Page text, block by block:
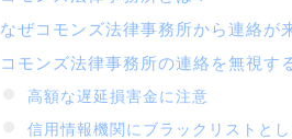
なぜコモンズ法律事務所から連絡が
コモンズ法律事務所の連絡を無視す
高額な遅延損害金に注意
信用情報機関にブラックリストと